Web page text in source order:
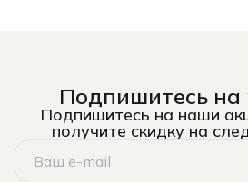
Подпишитесь на
Подпишитесь на наши
получите скидку на